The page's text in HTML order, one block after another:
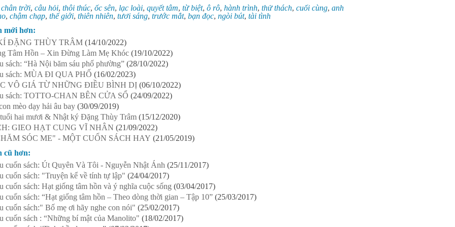
chân trời, câu hỏi, thôi thúc, ốc sên, lạc loài, quyết tâm, từ biệt, ô rô, hành trình, thử thách, cuối cùng, anh
, chậm chạp, thế giới, thiên nhiên, tươi sáng, trước mắt, bạn đọc, ngòi bút, tài tình
mới hơn:
ĐẶNG THÙY TRÂM (14/10/2022)
Tâm Hồn – Xin Đừng Làm Mẹ Khóc (19/10/2022)
sách: “Hà Nội băm sáu phố phường” (28/10/2022)
sách: MÙA ĐI QUA PHỐ (16/02/2023)
VÔ GIÁ TỪ NHỮNG ĐIỀU BÌNH DỊ (06/10/2022)
sách: TOTTO-CHAN BÊN CỬA SỔ (24/09/2022)
mèo dạy hải âu bay (30/09/2019)
hai mươi & Nhật ký Đặng Thùy Trâm (15/12/2020)
GIEO HẠT CUNG VĨ NHÂN (21/09/2022)
SÓC ME" - MỘT CUỐN SÁCH HAY (21/05/2019)
cũ hơn:
cuốn sách: Út Quyên Và Tôi - Nguyễn Nhật Ánh (25/11/2017)
cuốn sách: "Truyện kể về tính tự lập" (24/04/2017)
cuốn sách: Hạt giống tâm hồn và ý nghĩa cuộc sống (03/04/2017)
cuốn sách: “Hạt giống tâm hồn – Theo dòng thời gian – Tập 10” (25/03/2017)
cuốn sách:" Bố mẹ ơi hãy nghe con nói" (25/02/2017)
cuốn sách : “Những bí mật của Manolito" (18/02/2017)